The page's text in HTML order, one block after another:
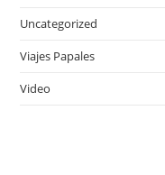
Uncategorized
Viajes Papales
Video